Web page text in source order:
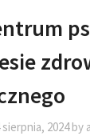
sierpnia, 2024by